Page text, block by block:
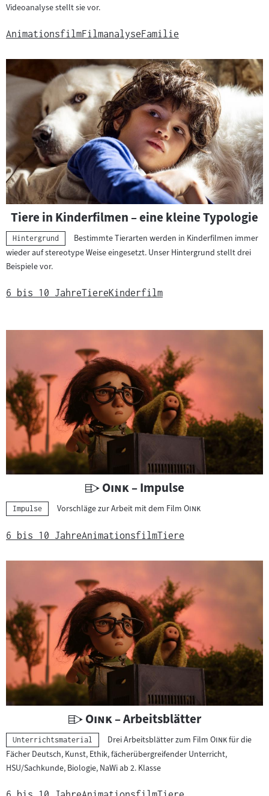
Videoanalyse stellt sie vor.
AnimationsfilmFilmanalyseFamilie
Tiere in Kinderfilmen – eine kleine Typologie
Kategorie:
Hintergrund
Bestimmte Tierarten werden in Kinderfilmen immer
wieder auf stereotype Weise eingesetzt. Unser Hintergrund stellt drei
Beispiele vor.
6 bis 10 JahreTiereKinderfilm
U
e
r
c
h
t
s
m
a
t
e
r
i
l
:
"
Oink"
– Impulse
Kategorie:
Impulse Vorschläge zur Arbeit mit dem Film "
Oink"
6 bis 10 JahreAnimationsfilmTiere
U
n
t
e
r
"
Oink"
– Arbeitsblätter
Kategorie:
Unterrichtsmaterial Drei Arbeitsblätter zum Film "
Oink"für die
Fächer Deutsch, Kunst, Ethik, fächerübergreifender Unterricht,
HSU/Sachkunde, Biologie, NaWi ab 2. Klasse